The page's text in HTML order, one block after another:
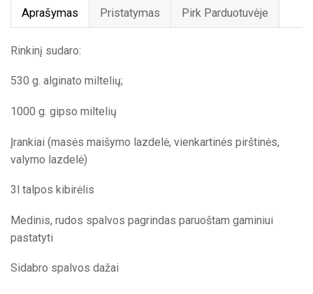
Aprašymas Pristatymas Pirk Parduotuvėje
Rinkinį sudaro:
530 g. alginato miltelių;
1000 g. gipso miltelių
Įrankiai (masės maišymo lazdelė, vienkartinės pirštinės,
valymo lazdelė)
3l talpos kibirėlis
Medinis, rudos spalvos pagrindas paruoštam gaminiui
pastatyti
Sidabro spalvos dažai